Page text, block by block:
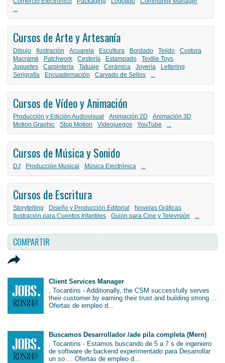
...
Cursos de Arte y Artesanía
Dibujo Ilustración Acuarela Escultura Bordado Tejido
Costura
Macramé
Patchwork Cestería Estampado
Textile Toys
Juguetes
Carpintería Tatuaje Cerámica Joyería
Lettering
Serigrafía
Encuadernación Carvado de Sellos ...
Cursos de Vídeo y Animación
Producción y Edición Audiovisual Animación 2D
Animación 3D
Motion Graphic
Stop Motion Videojuegos YouTube ...
Cursos de Música y Sonido
DJ Producción Musical Música Electrónica ...
Cursos de Escritura
Storytelling Diseño y Producción Editorial
Novelas Gráficas
Ilustración para Cuentos Infantiles
Guión para Cine y Televisión ...
COMPARTIR
Client Services Manager
, Tocantins - Additionally, the CSM successfully serves
their customer by earning their trust and building strong ...
Ofertas de empleo d...
Buscamos Desarrollador /ade pila completa (Mern)
, Tocantins - Estamos buscando de 5 a 7 s de ingeniero
de software de backend experimentado para Desarrollar
un so ... Ofertas de empleo d...